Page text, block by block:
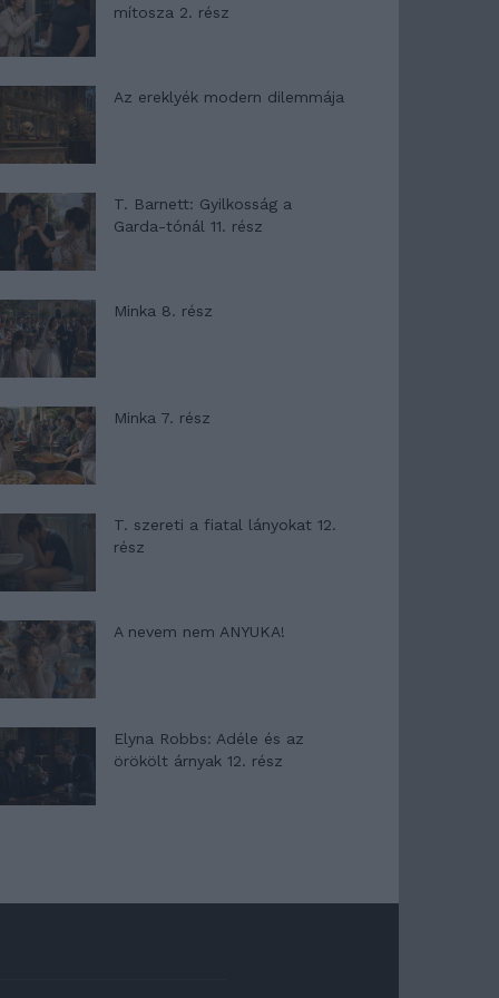
mítosza 2. rész
Az ereklyék modern dilemmája
T. Barnett: Gyilkosság a
Garda-tónál 11. rész
Minka 8. rész
Minka 7. rész
T. szereti a fiatal lányokat 12.
rész
A nevem nem ANYUKA!
Elyna Robbs: Adéle és az
örökölt árnyak 12. rész